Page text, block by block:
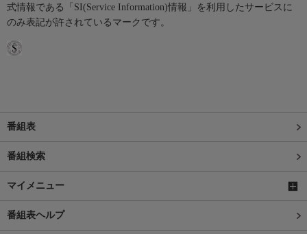
式情報である「SI(Service Information)情報」を利用したサービスに
のみ表記が許されているマークです。
番組表
番組検索
マイメニュー
番組表ヘルプ